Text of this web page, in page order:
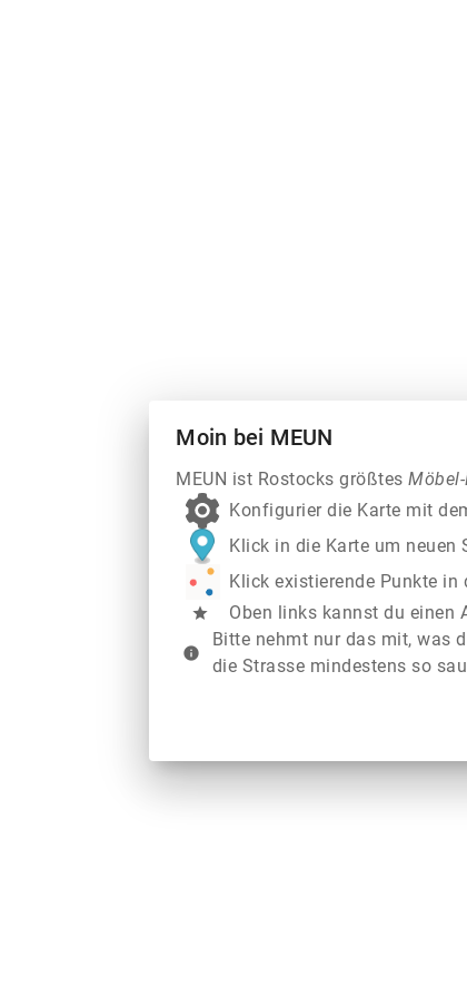
Moin bei MEUN
MEUN ist Rostocks größtes
Konfigurier die Karte mit
Klick in die Karte um neuen
Klick existierende Punkte in
star Oben links kannst du einen
info
Bitte nehmt nur das mit, was
die Strasse mindestens so